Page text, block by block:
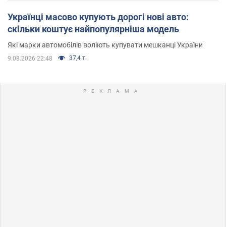
Українці масово купують дорогі нові авто:
скільки коштує найпопулярніша модель
Які марки автомобілів воліють купувати мешканці України
9.08.2026 22:48 37,4 т.